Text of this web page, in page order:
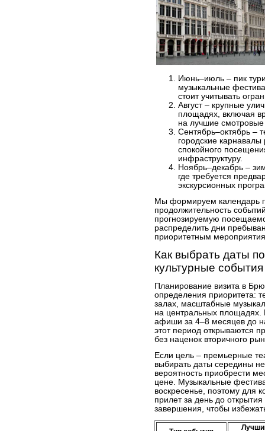
Июнь–июль – пик
музыкальные
стоит учитывать
Август – крупные
площадях, включая
на лучшие
Сентябрь–октябрь –
городские
спокойного
инфраструктуру.
Ноябрь–декабрь –
где требуется
экскурсионных
Мы формируем календарь
продолжительность
прогнозируемую
распределить дни
приоритетным
Как выбрать даты
культурные события
Планирование визита в
определения приоритета:
залах, масштабные
на центральных площадях.
афиши за 4–8 месяцев до
этот период открываются
без наценок вторичного
Если цель – премьерные
выбирать даты середины
вероятность приобрести
цене. Музыкальные
воскресенье, поэтому для
прилет за день до
завершения, чтобы